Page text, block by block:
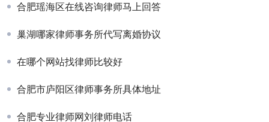
合肥瑶海区在线咨询律师马上回答
巢湖哪家律师事务所代写离婚协议
在哪个网站找律师比较好
合肥市庐阳区律师事务所具体地址
合肥专业律师网刘律师电话